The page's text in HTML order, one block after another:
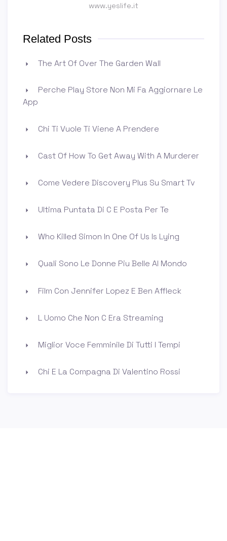
www.yeslife.it
Related Posts
The Art Of Over The Garden Wall
Perche Play Store Non Mi Fa Aggiornare Le
App
Chi Ti Vuole Ti Viene A Prendere
Cast Of How To Get Away With A Murderer
Come Vedere Discovery Plus Su Smart Tv
Ultima Puntata Di C E Posta Per Te
Who Killed Simon In One Of Us Is Lying
Quali Sono Le Donne Piu Belle Al Mondo
Film Con Jennifer Lopez E Ben Affleck
L Uomo Che Non C Era Streaming
Miglior Voce Femminile Di Tutti I Tempi
Chi E La Compagna Di Valentino Rossi